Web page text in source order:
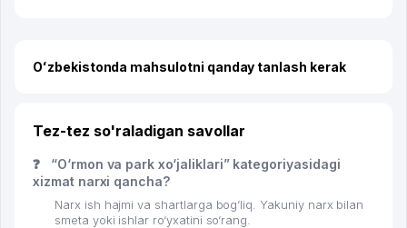
Oʻzbekistonda mahsulotni qanday tanlash kerak
Tez-tez so'raladigan savollar
❓
“O‘rmon va park xo‘jaliklari” kategoriyasidagi
xizmat narxi qancha?
Narx ish hajmi va shartlarga bog‘liq. Yakuniy narx bilan
smeta yoki ishlar ro‘yxatini so‘rang.